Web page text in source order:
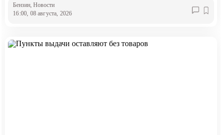
Бензин, Новости
16:00, 08 августа, 2026